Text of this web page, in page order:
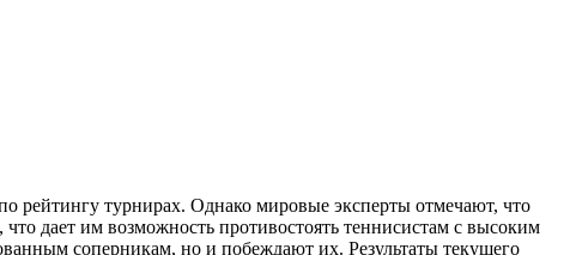
рейтингу турнирах. Однако мировые эксперты отмечают, что
дает им возможность противостоять теннисистам с высоким
соперникам, но и побеждают их. Результаты текущего